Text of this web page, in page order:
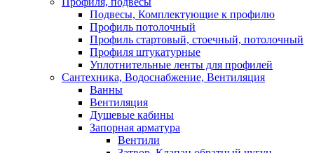
Подвесы, Комплектующие к профилю
Профиль потолочный
Профиль стартовый, стоечный, потолочный
Профиля штукатурные
Уплотнительные ленты для профилей
Сантехника, Водоснабжение, Вентиляция
Ванны
Вентиляция
Душевые кабины
Запорная арматура
Вентили